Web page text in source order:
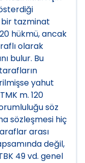
bir tazminat
hükmü, ancak
olarak
bulur. Bu
yahut
m. 120
söz
sözleşmesi hiç
arası
değil,
49 vd. genel